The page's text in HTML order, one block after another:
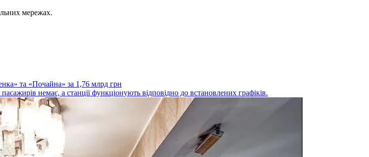
мережах.
та «Почайна» за 1,76 млрд грн
немає, а станції функціонують відповідно до встановлених графіків.